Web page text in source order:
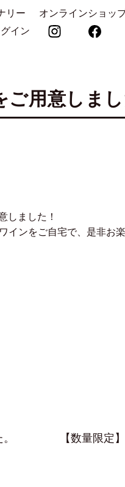
リー オンラインショッ
グイン
用意しまし
しました！
ンをご自宅で、是非お楽
【数量限定